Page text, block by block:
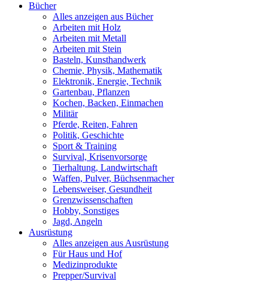
Bücher
Alles anzeigen aus Bücher
Arbeiten mit Holz
Arbeiten mit Metall
Arbeiten mit Stein
Basteln, Kunsthandwerk
Chemie, Physik, Mathematik
Elektronik, Energie, Technik
Gartenbau, Pflanzen
Kochen, Backen, Einmachen
Militär
Pferde, Reiten, Fahren
Politik, Geschichte
Sport & Training
Survival, Krisenvorsorge
Tierhaltung, Landwirtschaft
Waffen, Pulver, Büchsenmacher
Lebensweiser, Gesundheit
Grenzwissenschaften
Hobby, Sonstiges
Jagd, Angeln
Ausrüstung
Alles anzeigen aus Ausrüstung
Für Haus und Hof
Medizinprodukte
Prepper/Survival